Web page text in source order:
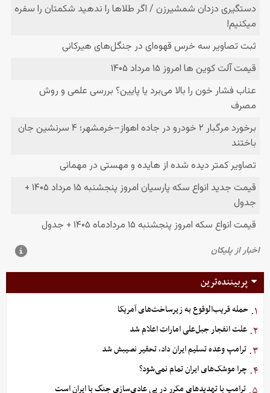
پربیننده‌ترین
۱. حمله قریب‌الوقوع به زیرساخت‌های آمریکا
۲. علت انفجار جبل‌علی امارات اعلام شد
۳. ترامپ وعده تسلیم ایران داد، تحقیر نصیبش شد
۴. چرا موشک‌های ایران تمام نمی‌شود؟
ترامپ با تهدیدهای مکرر در پی عادی‌سازی جنگ با ایران است